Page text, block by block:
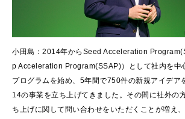
小田島：2014年からSeed Acceleration
p Acceleration Program(SSAP)）として社内を中
プログラムを始め、5年間で750件の新規アイデア
14の事業を立ち上げてきました。その間に社外の
ち上げに関して問い合わせをいただくことが増え